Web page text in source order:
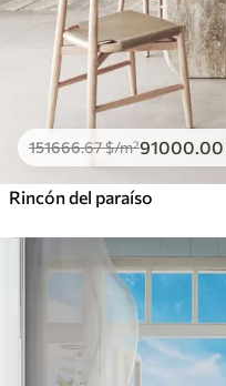
151666.67$/m²91000 .00
Rincón del paraíso